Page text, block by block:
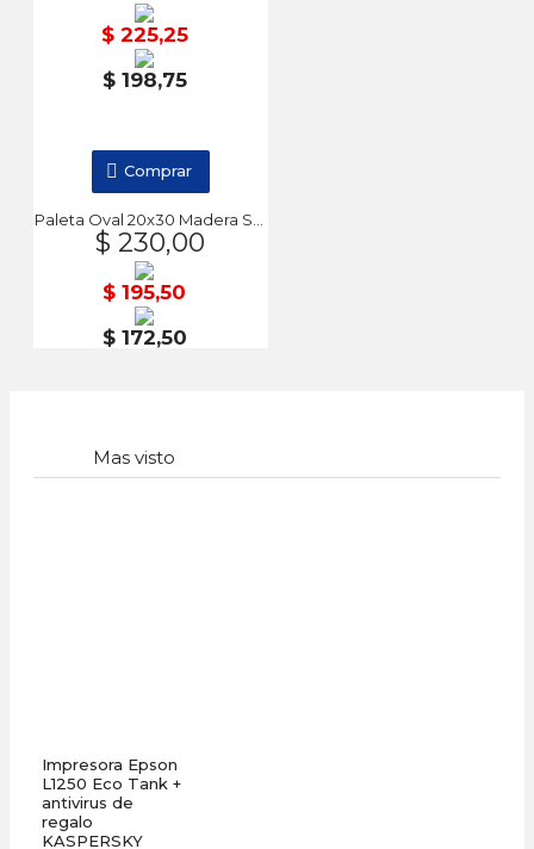
$ 225,25
$ 198,75
$ 230,00
$ 195,50
$ 172,50
Comprar
Mas visto
Impresora Epson
L1250 Eco Tank +
antivirus de
regalo
KASPERSKY